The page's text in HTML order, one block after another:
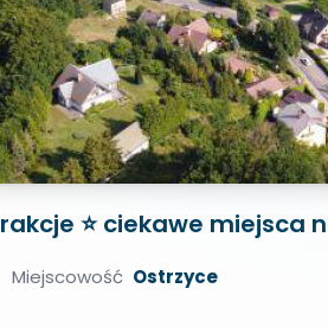
⭐ ciekawe miejsca
Miejscowość Ostrzyce